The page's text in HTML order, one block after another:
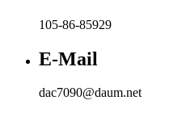
105-86-85929
E-Mail
dac7090@daum.net